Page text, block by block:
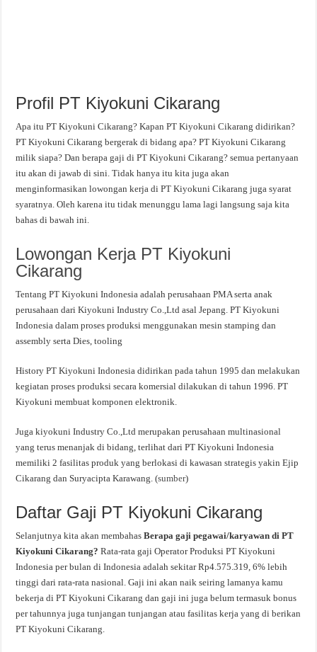
Profil PT Kiyokuni Cikarang
Apa itu PT Kiyokuni Cikarang? Kapan PT Kiyokuni Cikarang didirikan?
PT Kiyokuni Cikarang bergerak di bidang apa? PT Kiyokuni Cikarang
milik siapa? Dan berapa gaji di PT Kiyokuni Cikarang? semua pertanyaan
itu akan di jawab di sini. Tidak hanya itu kita juga akan
menginformasikan lowongan kerja di PT Kiyokuni Cikarang juga syarat
syaratnya. Oleh karena itu tidak menunggu lama lagi langsung saja kita
bahas di bawah ini.
Lowongan Kerja PT Kiyokuni
Cikarang
Tentang PT Kiyokuni Indonesia adalah perusahaan PMA serta anak
perusahaan dari Kiyokuni Industry Co.,Ltd asal Jepang. PT Kiyokuni
Indonesia dalam proses produksi menggunakan mesin stamping dan
assembly serta Dies, tooling
History PT Kiyokuni Indonesia didirikan pada tahun 1995 dan melakukan
kegiatan proses produksi secara komersial dilakukan di tahun 1996. PT
Kiyokuni membuat komponen elektronik.
Juga kiyokuni Industry Co.,Ltd merupakan perusahaan multinasional
yang terus menanjak di bidang, terlihat dari PT Kiyokuni Indonesia
memiliki 2 fasilitas produk yang berlokasi di kawasan strategis yakin Ejip
Cikarang dan Suryacipta Karawang. (sumber)
Daftar Gaji PT Kiyokuni Cikarang
Selanjutnya kita akan membahasBerapa gaji pegawai/karyawan di PT
Kiyokuni Cikarang? Rata-rata gaji Operator Produksi PT Kiyokuni
Indonesia per bulan di Indonesia adalah sekitar Rp4.575.319, 6% lebih
tinggi dari rata-rata nasional. Gaji ini akan naik seiring lamanya kamu
bekerja di PT Kiyokuni Cikarang dan gaji ini juga belum termasuk bonus
per tahunnya juga tunjangan tunjangan atau fasilitas kerja yang di berikan
PT Kiyokuni Cikarang.